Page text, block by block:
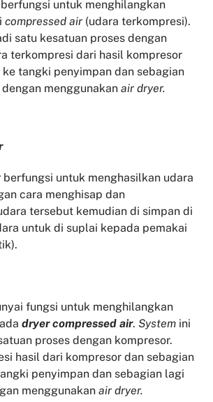
untuk menghilangkan
compressed air (udara terkompresi).
satu kesatuan proses dengan
terkompresi dari hasil kompresor
ke tangki penyimpan dan sebagian
menggunakan air dryer.
berfungsi untuk menghasilkan udara
cara menghisap dan
tersebut kemudian di simpan di
untuk di suplai kepada pemakai
fungsi untuk menghilangkan
dryer compressed air.System ini
proses dengan kompresor.
hasil dari kompresor dan sebagian
penyimpan dan sebagian lagi
menggunakanair dryer.